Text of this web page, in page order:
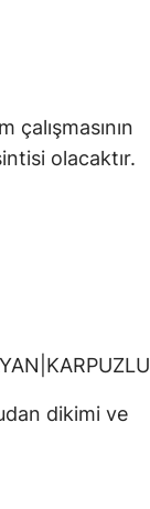
çalışmasının
olacaktır.
dikimi ve